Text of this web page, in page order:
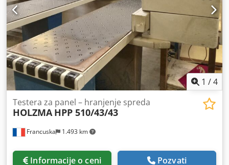
1 /4
Francuska 1.493 km
Testera za panel – hranjenje spreda
HOLZMA HPP 510/43/43
Informacije o ceni Pozvati